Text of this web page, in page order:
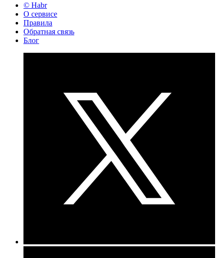
© Habr
О сервисе
Правила
Обратная связь
Блог